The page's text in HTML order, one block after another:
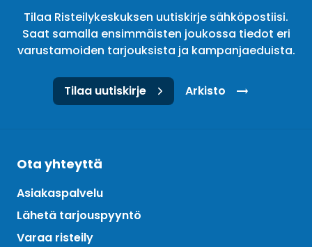
Tilaa Risteilykeskuksen uutiskirje sähköpostiisi.
Saat samalla ensimmäisten joukossa tiedot eri
varustamoiden tarjouksista ja kampanjaeduista.
Tilaa uutiskirje Arkisto
Ota yhteyttä
Asiakaspalvelu
Lähetä tarjouspyyntö
Varaa risteily